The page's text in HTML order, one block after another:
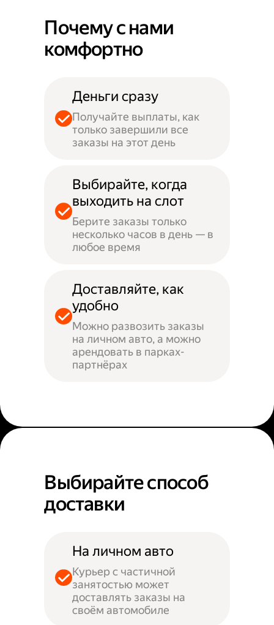
Почему с нами
комфортно
Деньги сразу
Получайте выплаты, как
только завершили все
заказы на этот день
Выбирайте, когда
выходить на слот
Берите заказы только
несколько часов в день — в
любое время
Доставляйте, как
удобно
Можно развозить заказы
на личном авто, а можно
арендовать в парках-
партнёрах
Выбирайте способ
доставки
На личном авто
Курьер с частичной
занятостью может
доставлять заказы на
своём автомобиле